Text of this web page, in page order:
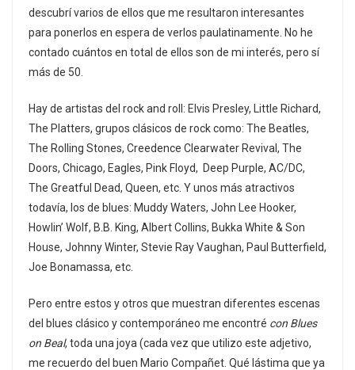
descubrí varios de ellos que me resultaron interesantes
para ponerlos en espera de verlos paulatinamente. No he
contado cuántos en total de ellos son de mi interés, pero sí
más de 50.
Hay de artistas del rock and roll: Elvis Presley, Little Richard,
The Platters, grupos clásicos de rock como: The Beatles,
The Rolling Stones, Creedence Clearwater Revival, The
Doors, Chicago, Eagles, Pink Floyd, Deep Purple, AC/DC,
The Greatful Dead, Queen, etc. Y unos más atractivos
todavía, los de blues: Muddy Waters, John Lee Hooker,
Howlin’ Wolf, B.B. King, Albert Collins, Bukka White & Son
House, Johnny Winter, Stevie Ray Vaughan, Paul Butterfield,
Joe Bonamassa, etc.
Pero entre estos y otros que muestran diferentes escenas
del blues clásico y contemporáneo me encontré con Blues
on Beal, toda una joya (cada vez que utilizo este adjetivo,
me recuerdo del buen Mario Compañet. Qué lástima que ya